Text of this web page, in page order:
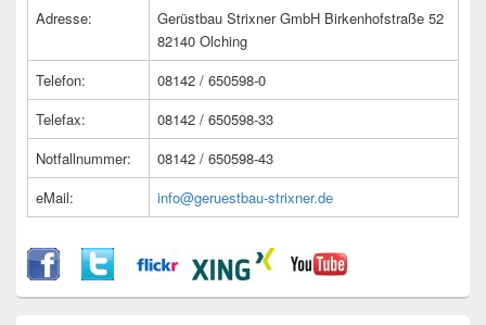
Adresse:
Gerüstbau Strixner GmbH Birkenhofstraße 52
82140 Olching
Telefon:
08142 / 650598-0
Telefax:
08142 / 650598-33
Notfallnummer:
08142 / 650598-43
eMail:
info@geruestbau-strixner.de